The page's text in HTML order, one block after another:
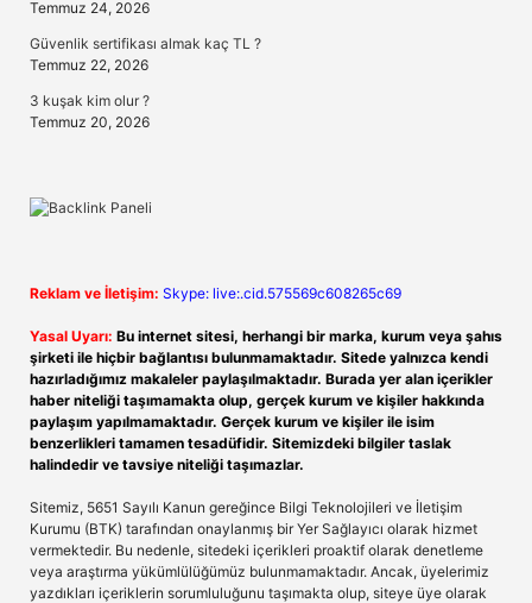
Temmuz 24, 2026
Güvenlik sertifikası almak kaç TL ?
Temmuz 22, 2026
3 kuşak kim olur ?
Temmuz 20, 2026
Reklam ve İletişim: Skype: live:.cid.575569c608265c69
Yasal Uyarı: Bu internet sitesi, herhangi bir marka, kurum veya şahıs
şirketi ile hiçbir bağlantısı bulunmamaktadır. Sitede yalnızca kendi
hazırladığımız makaleler paylaşılmaktadır. Burada yer alan içerikler
haber niteliği taşımamakta olup, gerçek kurum ve kişiler hakkında
paylaşım yapılmamaktadır. Gerçek kurum ve kişiler ile isim
benzerlikleri tamamen tesadüfidir. Sitemizdeki bilgiler taslak
halindedir ve tavsiye niteliği taşımazlar.
Sitemiz, 5651 Sayılı Kanun gereğince Bilgi Teknolojileri ve İletişim
Kurumu (BTK) tarafından onaylanmış bir Yer Sağlayıcı olarak hizmet
vermektedir. Bu nedenle, sitedeki içerikleri proaktif olarak denetleme
veya araştırma yükümlülüğümüz bulunmamaktadır. Ancak, üyelerimiz
yazdıkları içeriklerin sorumluluğunu taşımakta olup, siteye üye olarak